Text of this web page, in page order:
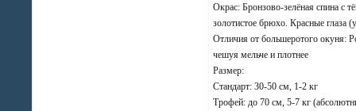
Окрас: Бронзово-зелёная спина с
золотистое брюхо. Красные глаза
Отличия от большеротого окуня:
чешуя мельче и плотнее
Размер:
Стандарт: 30-50 см, 1-2 кг
Трофей: до 70 см, 5-7 кг